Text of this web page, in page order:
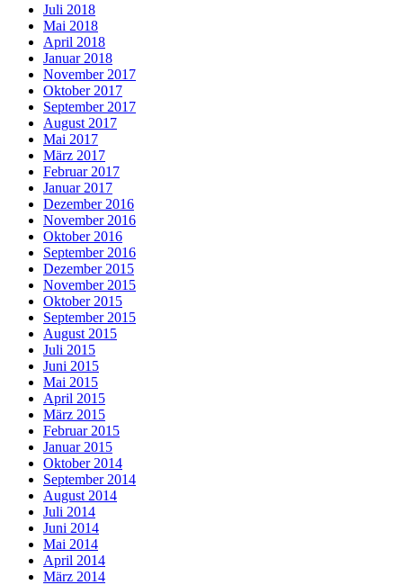
Juli 2018
Mai 2018
April 2018
Januar 2018
November 2017
Oktober 2017
September 2017
August 2017
Mai 2017
März 2017
Februar 2017
Januar 2017
Dezember 2016
November 2016
Oktober 2016
September 2016
Dezember 2015
November 2015
Oktober 2015
September 2015
August 2015
Juli 2015
Juni 2015
Mai 2015
April 2015
März 2015
Februar 2015
Januar 2015
Oktober 2014
September 2014
August 2014
Juli 2014
Juni 2014
Mai 2014
April 2014
März 2014